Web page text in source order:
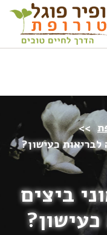
דרך חיים בריאה?
>>
לבריאות כעישון?
ביצים